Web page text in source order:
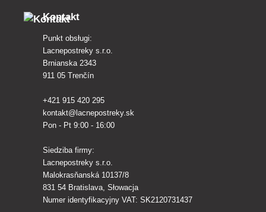
Kontakt
Punkt obsługi:
Lacnepostreky s.r.o.
Brnianska 2343
911 05 Trenčín
+421 915 420 295
kontakt@lacnepostreky.sk
Pon - Pt 9:00 - 16:00
Siedziba firmy:
Lacnepostreky s.r.o.
Malokrasňanská 10137/8
831 54 Bratislava, Słowacja
Numer identyfikacyjny VAT: SK2120731437